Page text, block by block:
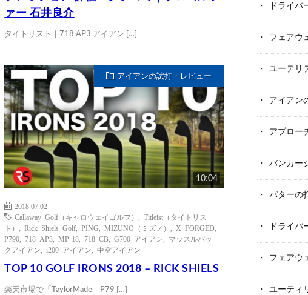
ァー 石井良介
タイトリスト｜718 AP3 アイアン […]
アイアンの試打・レビュー
10:04
2018.07.02
Callaway Golf（キャロウェイゴルフ）
,Titleist（タイトリス
ト）
,Rick Shiels Golf ,PING ,MIZUNO（ミズノ） X FORGED
P790 ,718 AP3 ,MP-18 ,718 CB ,G700 アイアン
マッスルバッ
クアイアン
,i200 アイアン ,中空アイアン
TOP 10 GOLF IRONS 2018 – RICK SHIELS
楽天市場で「TaylorMade｜P79 […]
ドライバ
フェアウ
ユーテリ
アイアン
アプロー
バンカー
パターの
ドライバ
フェアウ
ユーティ